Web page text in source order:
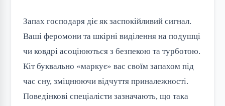
Запах господаря діє як заспокійливий сигнал.
Ваші феромони та шкірні виділення на подушці
чи ковдрі асоціюються з безпекою та турботою.
Кіт буквально «маркує» вас своїм запахом під
час сну, зміцнюючи відчуття приналежності.
Поведінкові спеціалісти зазначають, що така